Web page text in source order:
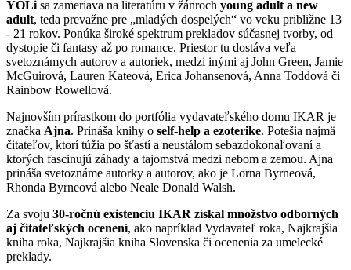
YOLi sa zameriava na literatúru v žánroch young adult a new
adult, teda prevažne pre „mladých dospelých“ vo veku približne 13
- 21 rokov. Ponúka široké spektrum prekladov súčasnej tvorby, od
dystopie či fantasy až po romance. Priestor tu dostáva veľa
svetoznámych autorov a autoriek, medzi inými aj John Green, Jamie
McGuirová, Lauren Kateová, Erica Johansenová, Anna Toddová či
Rainbow Rowellová.
Najnovším prírastkom do portfólia vydavateľského domu IKAR je
značka Ajna. Prináša knihy o self-help a ezoterike. Potešia najmä
čitateľov, ktorí túžia po šťastí a neustálom sebazdokonaľovaní a
ktorých fascinujú záhady a tajomstvá medzi nebom a zemou. Ajna
prináša svetoznáme autorky a autorov, ako je Lorna Byrneová,
Rhonda Byrneová alebo Neale Donald Walsh.
Za svoju 30-ročnú existenciu IKAR získal množstvo odborných
aj čitateľských ocenení, ako napríklad Vydavateľ roka, Najkrajšia
kniha roka, Najkrajšia kniha Slovenska či ocenenia za umelecké
preklady.